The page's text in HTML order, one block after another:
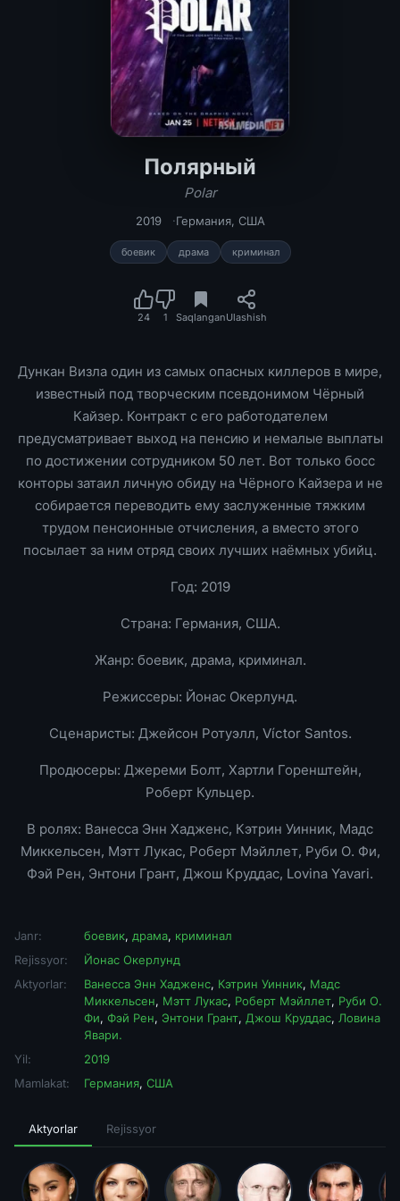
Полярный
Полярный / Polar Tas-IX
Polar
2019 Германия, США
боевик драма криминал
24 1 SaqlanganUlashish
Дункан Визла один из самых опасных киллеров в мире,
известный под творческим псевдонимом Чёрный
Кайзер. Контракт с его работодателем
предусматривает выход на пенсию и немалые выплаты
по достижении сотрудником 50 лет. Вот только босс
конторы затаил личную обиду на Чёрного Кайзера и не
собирается переводить ему заслуженные тяжким
трудом пенсионные отчисления, а вместо этого
посылает за ним отряд своих лучших наёмных убийц.
Год: 2019
Страна: Германия, США.
Жанр: боевик, драма, криминал.
Режиссеры: Йонас Окерлунд.
Сценаристы: Джейсон Ротуэлл, Víctor Santos.
Продюсеры: Джереми Болт, Хартли Горенштейн,
Роберт Кульцер.
В ролях: Ванесса Энн Хадженс, Кэтрин Уинник, Мадс
Миккельсен, Мэтт Лукас, Роберт Мэйллет, Руби О. Фи,
Фэй Рен, Энтони Грант, Джош Круддас, Lovina Yavari.
Janr: боевик, драма, криминал
Rejissyor:
Йонас Окерлунд
Aktyorlar:
Ванесса Энн Хадженс, Кэтрин Уинник, Мадс
Миккельсен, Мэтт Лукас, Роберт Мэйллет, Руби О.
Фи, Фэй Рен, Энтони Грант, Джош Круддас, Ловина
Явари.
Yil:
2019
Mamlakat:
Германия, США
Aktyorlar Rejissyor